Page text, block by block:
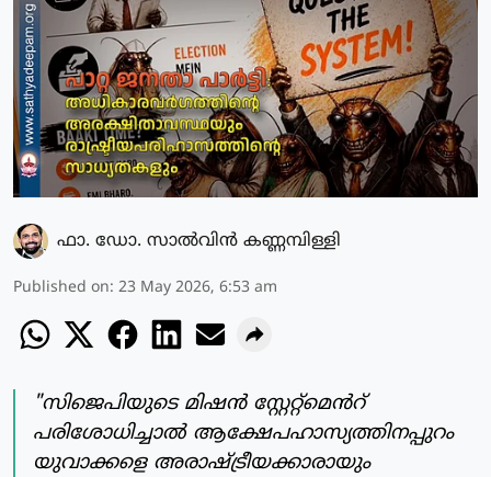
ഫാ. ഡോ. സാല്‍വിന്‍ കണ്ണമ്പിള്ളി
Published on: 23 May 2026, 6:53 am
"സിജെപിയുടെ മിഷൻ സ്റ്റേറ്റ്മെൻറ്
പരിശോധിച്ചാൽ ആക്ഷേപഹാസ്യത്തിനപ്പുറം
യുവാക്കളെ അരാഷ്ട്രീയക്കാരായും